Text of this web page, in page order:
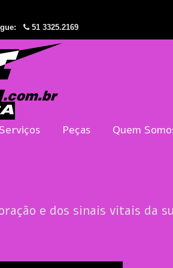
51 3325.2169
Serviços Peças Quem
e dos sinais vitais da